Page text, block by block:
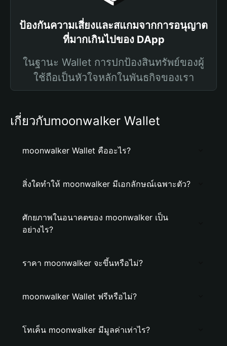
ป้องกันความเสี่ยงและสแกมจากการอนุญาต
ที่มากเกินไปของ DApp
ในฐานะ Wallet การปกป้องสินทรัพย์ของผู้
ใช้ถือเป็นหัวใจหลักในพันธกิจของเรา
เกี่ยวกับmoonwalker Wallet
moonwalker Wallet คืออะไร?
สิ่งใดทำให้ moonwalker มีเอกลักษณ์เฉพาะตัว?
ศักยภาพในอนาคตของ moonwalker เป็น
อย่างไร?
ราคา moonwalker จะขึ้นหรือไม่?
moonwalker Wallet ฟรีหรือไม่?
โทเค็น moonwalker มีมูลค่าเท่าไร?